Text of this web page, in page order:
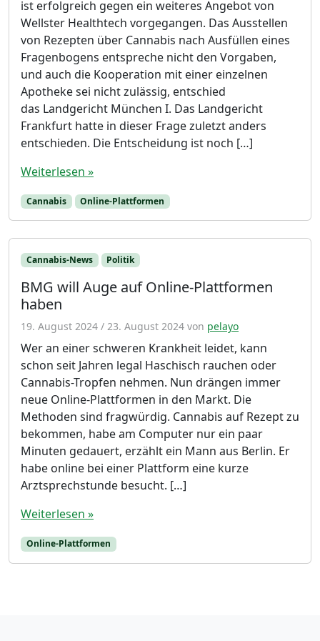
ist erfolgreich gegen ein weiteres Angebot von
Wellster Healthtech vorgegangen. Das Ausstellen
von Rezepten über Cannabis nach Ausfüllen eines
Fragenbogens entspreche nicht den Vorgaben,
und auch die Kooperation mit einer einzelnen
Apotheke sei nicht zulässig, entschied
das Landgericht München I. Das Landgericht
Frankfurt hatte in dieser Frage zuletzt anders
entschieden. Die Entscheidung ist noch […]
Weiterlesen »
Cannabis Online-Plattformen
Cannabis-News Politik
BMG will Auge auf Online-Plattformen
haben
19. August 2024 / 23. August 2024 von pelayo
Wer an einer schweren Krankheit leidet, kann
schon seit Jahren legal Haschisch rauchen oder
Cannabis-Tropfen nehmen. Nun drängen immer
neue Online-Plattformen in den Markt. Die
Methoden sind fragwürdig. Cannabis auf Rezept zu
bekommen, habe am Computer nur ein paar
Minuten gedauert, erzählt ein Mann aus Berlin. Er
habe online bei einer Plattform eine kurze
Arztsprechstunde besucht. […]
Weiterlesen »
Online-Plattformen